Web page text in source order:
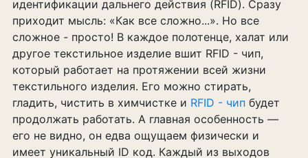
идентификации дальнего действия (RFID). Сразу
приходит мысль: «Как все сложно...». Но все
сложное - просто! В каждое полотенце, халат или
другое текстильное изделие вшит RFID - чип,
который работает на протяжении всей жизни
текстильного изделия. Его можно стирать,
гладить, чистить в химчистке и RFID - чип будет
продолжать работать. А главная особенность —
его не видно, он едва ощущаем физически и
имеет уникальный ID код. Каждый из выходов